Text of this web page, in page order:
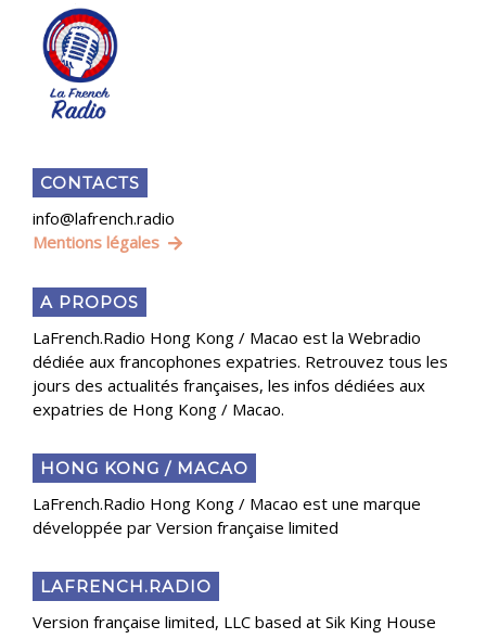
CONTACTS
info@lafrench.radio
Mentions légales
A PROPOS
LaFrench.Radio Hong Kong / Macao est la Webradio
dédiée aux francophones expatries. Retrouvez tous les
jours des actualités françaises, les infos dédiées aux
expatries de Hong Kong / Macao.
HONG KONG / MACAO
LaFrench.Radio Hong Kong / Macao est une marque
développée par Version française limited
LAFRENCH.RADIO
Version française limited, LLC based at Sik King House